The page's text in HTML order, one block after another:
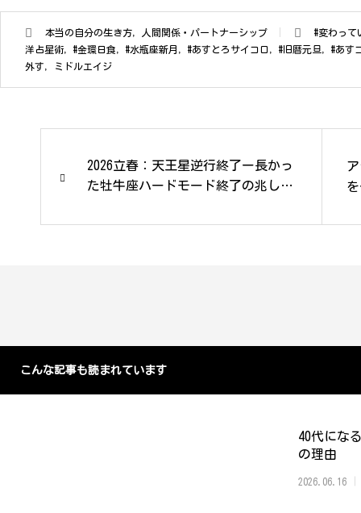
本当の自分の生き方 人間関係・パートナーシップ
#変わって
洋占星術 ,#金環日食 ,#水瓶座新月 ,#あすとろサイコロ ,#旧暦元旦 ,#あす
外す
ミドルエイジ
2026立春：天王星逆行終了ー長かっ
た牡牛座ハードモード終了の兆しが
こんな記事も読まれています
40代にな
の理由
2026.06.16